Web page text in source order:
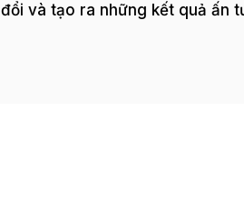
đổi và tạo ra những kết quả ấn